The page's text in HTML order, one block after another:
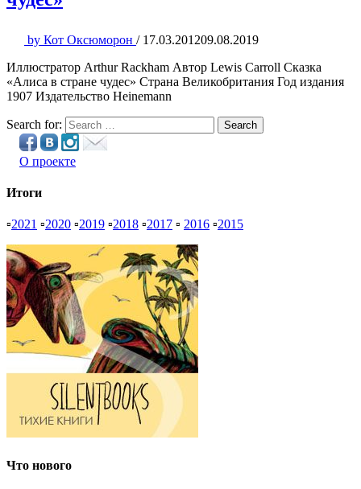
by Кот Оксюморон / 17.03.201209.08.2019
Иллюстратор Arthur Rackham Автор Lewis Carroll Сказка
«Алиса в стране чудес» Страна Великобритания Год издания
1907 Издательство Heinemann
Search for: Search
О проекте
Итоги
▫2021 ▫2020 ▫2019 ▫2018 ▫2017 ▫ 2016 ▫2015
Что нового